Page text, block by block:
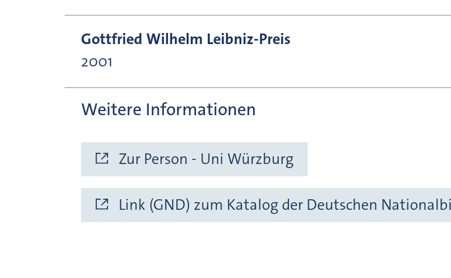
Gottfried Wilhelm Leibniz-Preis
2001
Weitere Informationen
Zur Person - Uni Würzburg
Link (GND) zum Katalog der Deutschen